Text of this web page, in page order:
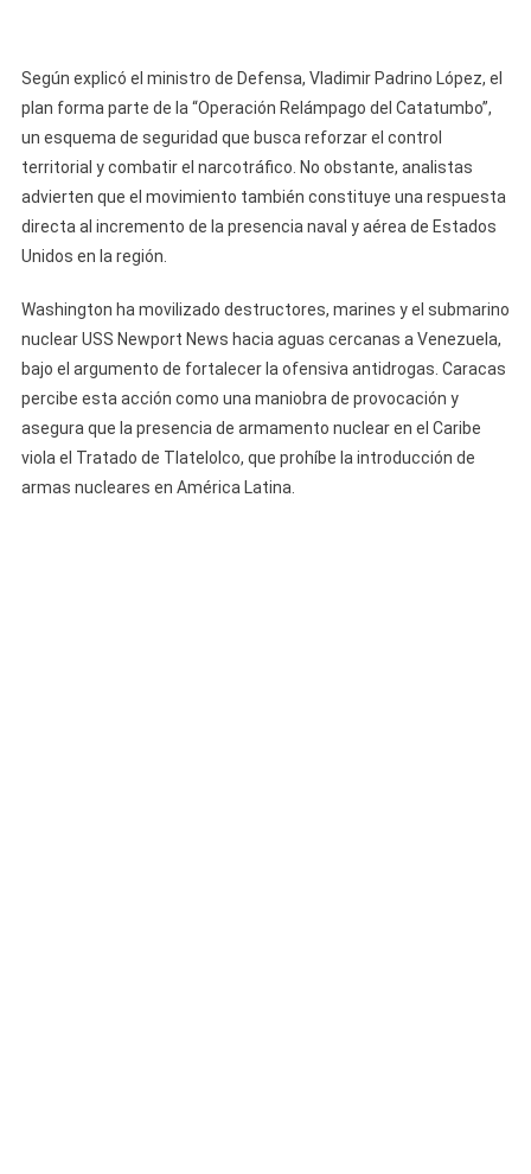
De
La
Presión
De
Estados
Según explicó el ministro de Defensa, Vladimir Padrino López, el
plan forma parte de la “Operación Relámpago del Catatumbo”,
un esquema de seguridad que busca reforzar el control
territorial y combatir el narcotráfico. No obstante, analistas
advierten que el movimiento también constituye una respuesta
directa al incremento de la presencia naval y aérea de Estados
Unidos en la región.
Washington ha movilizado destructores, marines y el submarino
nuclear USS Newport News hacia aguas cercanas a Venezuela,
bajo el argumento de fortalecer la ofensiva antidrogas. Caracas
percibe esta acción como una maniobra de provocación y
asegura que la presencia de armamento nuclear en el Caribe
viola el Tratado de Tlatelolco, que prohíbe la introducción de
armas nucleares en América Latina.